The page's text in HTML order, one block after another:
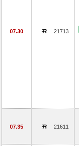
07.30 21713
07.35 21611